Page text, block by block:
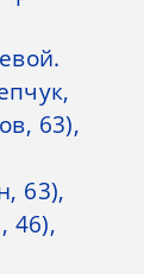
63),
63),
46),